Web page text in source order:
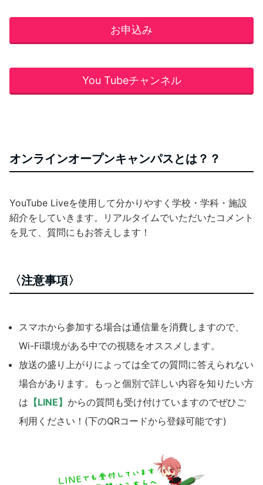
お申込み
You Tubeチャンネル
オンラインオープンキャンパスとは？？
YouTube Liveを使用して分かりやすく学校・学科・施設
紹介をしていきます。リアルタイムでいただいたコメント
を見て、質問にもお答えします！
〈注意事項〉
スマホから参加する場合は通信量を消費しますので、
Wi-Fi環境がある中での視聴をオススメします。
放送の盛り上がりによっては全ての質問に答えられない
場合があります。もっと個別で詳しい内容を知りたい方
は 【LINE】 からの質問も受け付けていますのでぜひご
利用ください！(下のQRコードから登録可能です)